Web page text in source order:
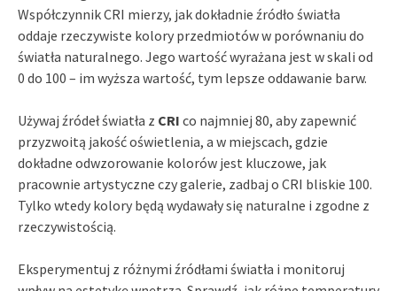
Współczynnik CRI mierzy, jak dokładnie źródło światła
oddaje rzeczywiste kolory przedmiotów w porównaniu do
światła naturalnego. Jego wartość wyrażana jest w skali od
0 do 100 – im wyższa wartość, tym lepsze oddawanie barw.
Używaj źródeł światła z CRI co najmniej 80, aby zapewnić
przyzwoitą jakość oświetlenia, a w miejscach, gdzie
dokładne odwzorowanie kolorów jest kluczowe, jak
pracownie artystyczne czy galerie, zadbaj o CRI bliskie 100.
Tylko wtedy kolory będą wydawały się naturalne i zgodne z
rzeczywistością.
Eksperymentuj z różnymi źródłami światła i monitoruj